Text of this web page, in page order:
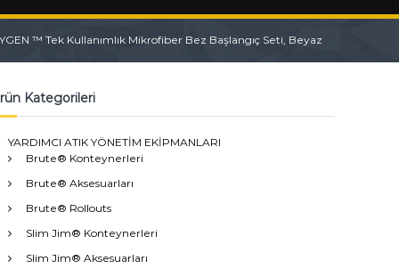
™ Tek Kullanımlık Mikrofiber Bez Başlangıç ​​Seti, Beyaz
Kategorileri
YARDIMCI ATIK YÖNETİM EKİPMANLARI
Brute® Konteynerleri
Brute® Aksesuarları
Brute® Rollouts
Slim Jim® Konteynerleri
Slim Jim® Aksesuarları